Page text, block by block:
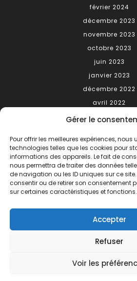
Gérer le
Pour offrir les meilleures expériences, nous
technologies telles que les cookies pour
informations des appareils. Le fait de
nous permettra de traiter des données
de navigation ou les ID uniques sur ce
consentir ou de retirer son consentement
sur certaines caractéristiques et fonctions.
Accepter
Refuser
Voir les
février 2024
décembre 2023
novembre 2023
octobre 2023
juin 2023
janvier 2023
décembre 2022
avril 2022
Connexion
Categories
conseils
gastronomie
matériel
méthode
Uncategorized
Nous utilisons des cookies pour vous
You can find out more about which